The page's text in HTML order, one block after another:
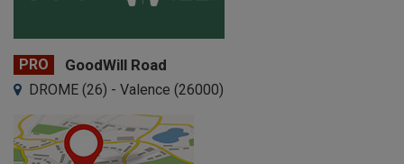
PRO GoodWill Road
DROME (26) - Valence (26000)